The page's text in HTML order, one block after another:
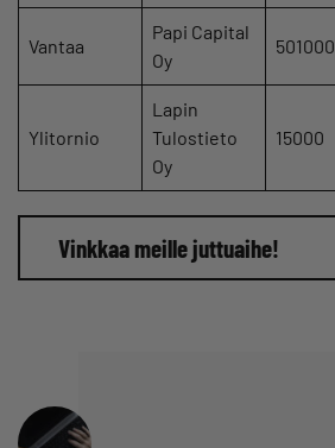
Vantaa
Papi Capital
Oy
501000
Ylitornio
Lapin
Tulostieto
Oy
15000
Vinkkaa meille juttuaihe!